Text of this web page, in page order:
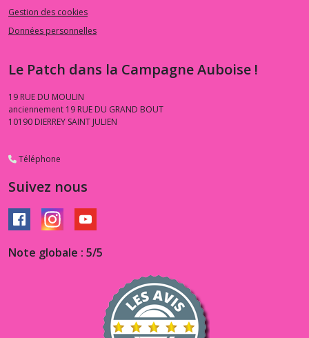
Gestion des cookies
Données personnelles
Le Patch dans la Campagne Auboise !
19 RUE DU MOULIN
anciennement 19 RUE DU GRAND BOUT
10190 DIERREY SAINT JULIEN
Téléphone
Suivez nous
Note globale : 5/5